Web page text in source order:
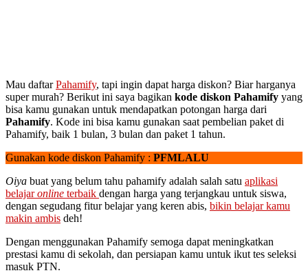
Mau daftarPahamify, tapi ingin dapat harga diskon? Biar harganya
super murah? Berikut ini saya bagikan kode diskon Pahamify yang
bisa kamu gunakan untuk mendapatkan potongan harga dari
Pahamify. Kode ini bisa kamu gunakan saat pembelian paket di
Pahamify, baik 1 bulan, 3 bulan dan paket 1 tahun.
Gunakan kode diskon Pahamify : PFMLALU
Oiya buat yang belum tahu pahamify adalah salah satu aplikasi
belajaronline terbaik dengan harga yang terjangkau untuk siswa,
dengan segudang fitur belajar yang keren abis, bikin belajar kamu
makin ambis deh!
Dengan menggunakan Pahamify semoga dapat meningkatkan
prestasi kamu di sekolah, dan persiapan kamu untuk ikut tes seleksi
masuk PTN.